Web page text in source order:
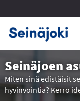
Seinäjoen
Miten sinä edistäisit
hyvinvointia? Kerro